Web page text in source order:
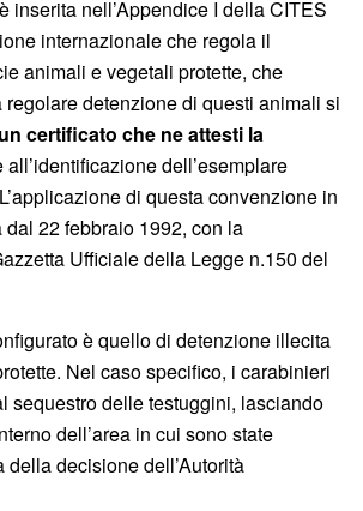
inserita nell’Appendice I della CITES
internazionale che regola il
animali e vegetali protette, che
detenzione di questi animali si
un certificato che ne attesti la
all’identificazione dell’esemplare
di questa convenzione in
22 febbraio 1992, con la
Ufficiale della Legge n.150 del
è quello di detenzione illecita
Nel caso specifico, i carabinieri
sequestro delle testuggini, lasciando
dell’area in cui sono state
della decisione dell’Autorità